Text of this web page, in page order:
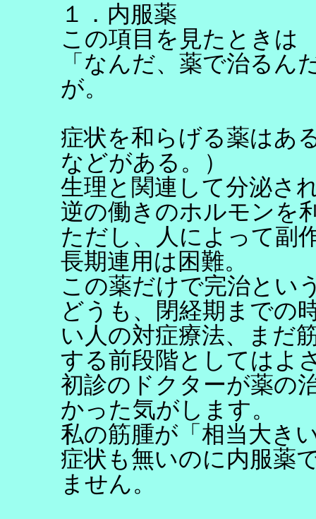
１．内服薬
この項目を見たときは
「なんだ、薬で治るん
が。
症状を和らげる薬はあ
などがある。）
生理と関連して分泌さ
逆の働きのホルモンを
ただし、人によって副
長期連用は困難。
この薬だけで完治とい
どうも、閉経期までの
い人の対症療法、まだ
する前段階としてはよ
初診のドクターが薬の
かった気がします。
私の筋腫が「相当大き
症状も無いのに内服薬
ません。